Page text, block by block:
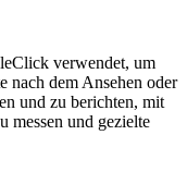
verwendet, um
nach dem Ansehen oder
und zu berichten, mit
messen und gezielte